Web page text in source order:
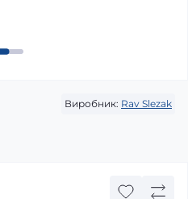
Виробник: Rav Slezak